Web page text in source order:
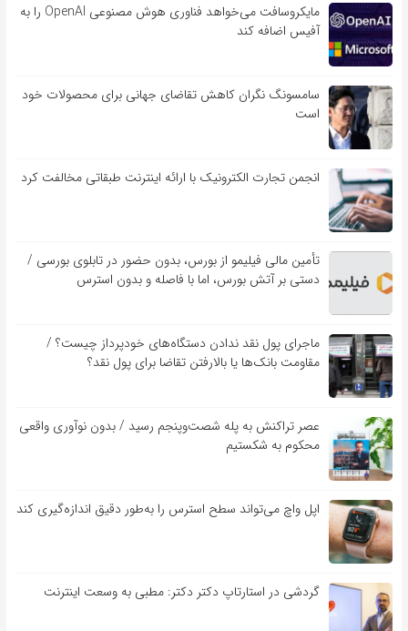
مایکروسافت می‌خواهد فناوری هوش مصنوعی OpenAI را به
آفیس اضافه کند
سامسونگ نگران کاهش تقاضای جهانی برای محصولات خود
است
انجمن تجارت الکترونیک با ارائه اینترنت طبقاتی مخالفت کرد
تأمین مالی فیلیمو از بورس، بدون حضور در تابلوی بورسی /
دستی بر آتش بورس، اما با فاصله و بدون استرس
ماجرای پول نقد ندادن دستگاه‌های خودپرداز چیست؟ /
مقاومت بانک‌ها یا بالارفتن تقاضا برای پول نقد؟
عصر تراکنش به پله شصت‌وپنجم رسید / بدون نوآوری واقعی
محکوم به شکستیم
اپل واچ می‌تواند سطح استرس را به‌طور دقیق اندازه‌گیری کند
گردشی در استارتاپ دکتر دکتر: مطبی به وسعت اینترنت